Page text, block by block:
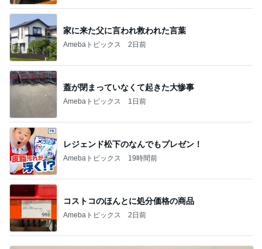
家に来た父に言われ救われた言葉
Amebaトピックス 2日前
蓋が閉まっていなくて起きた大惨事
Amebaトピックス 1日前
レジェンド松下のなんでもプレゼン！
Amebaトピックス 19時間前
コストコのほんとに処分価格の商品
Amebaトピックス 2日前